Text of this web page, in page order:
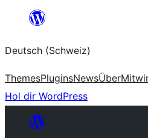
springen
Deutsch (Schweiz)
ThemesPluginsNewsÜber
Hol dir WordPress